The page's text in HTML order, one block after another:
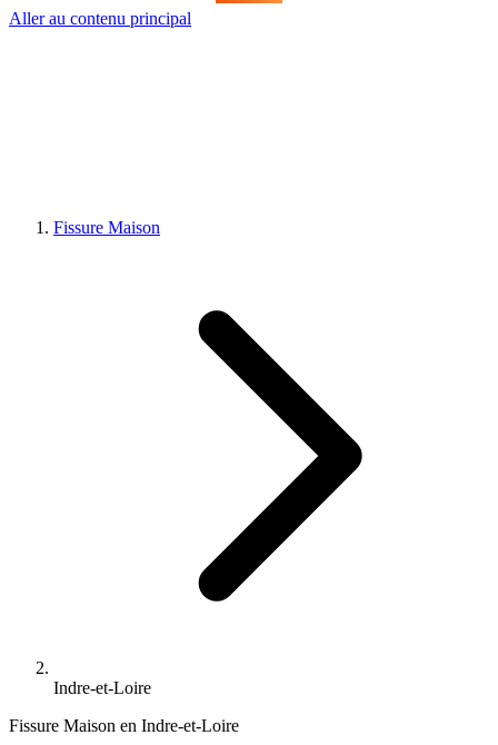
Aller au contenu principal
Fissure Maison
Indre-et-Loire
Fissure Maison en Indre-et-Loire